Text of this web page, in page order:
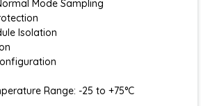
Mode Sampling
Isolation
Range: -25 to +75°C